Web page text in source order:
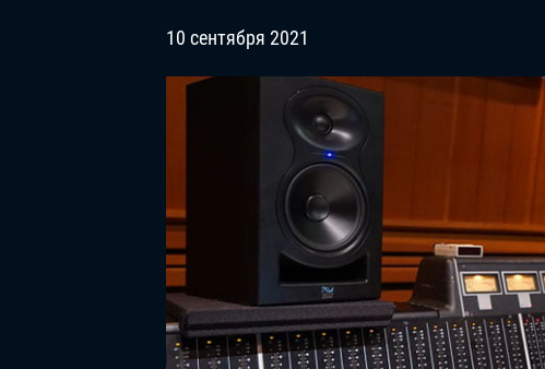
10 сентября 2021